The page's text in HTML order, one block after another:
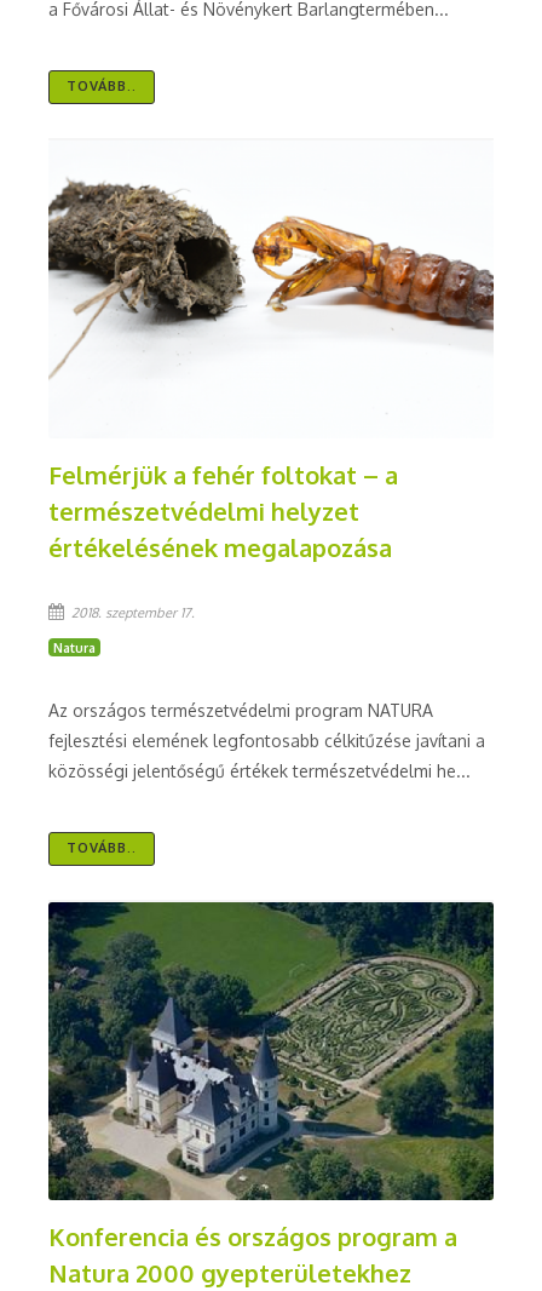
a Fővárosi Állat- és Növénykert Barlangtermében...
TOVÁBB..
Felmérjük a fehér foltokat – a
természetvédelmi helyzet
értékelésének megalapozása
2018. szeptember 17.
Natura
Az országos természetvédelmi program NATURA
fejlesztési elemének legfontosabb célkitűzése javítani a
közösségi jelentőségű értékek természetvédelmi he...
TOVÁBB..
Konferencia és országos program a
Natura 2000 gyepterületekhez